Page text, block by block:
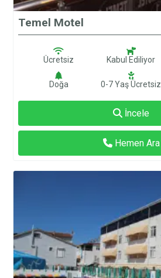
Temel Motel
Ücretsiz Kabul Ediliyor
Doğa 0-7 Yaş Ücretsiz
İncele
Hemen Ara